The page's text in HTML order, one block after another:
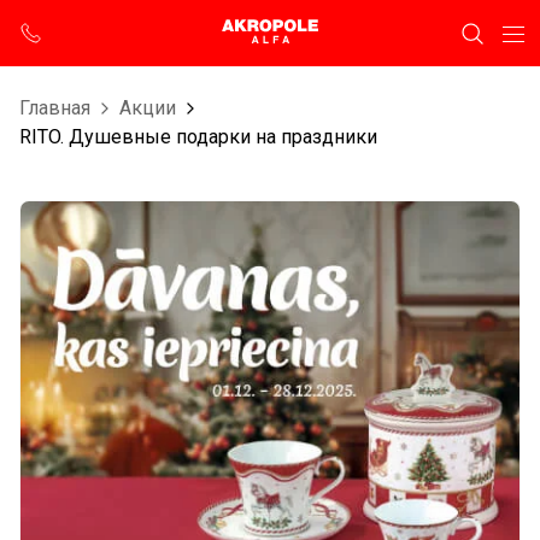
Главная
Aкции
RITO. Душевные подарки на праздники